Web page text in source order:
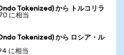
Tokenized) から トルコリラ
に相当
Tokenized) から ロシア・ル
に相当